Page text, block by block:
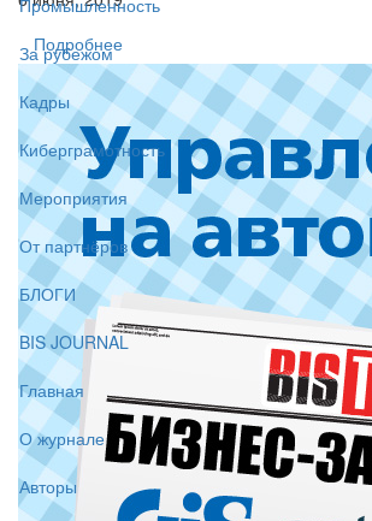
Промышленность
За рубежом
Кадры
Киберграмотность
Мероприятия
От партнёров
БЛОГИ
BIS JOURNAL
Главная
О журнале
Авторы
Подробнее